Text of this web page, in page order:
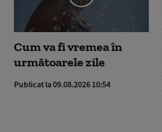
Cum va fi vremea în
următoarele zile
Publicat la 09.08.2026 10:54